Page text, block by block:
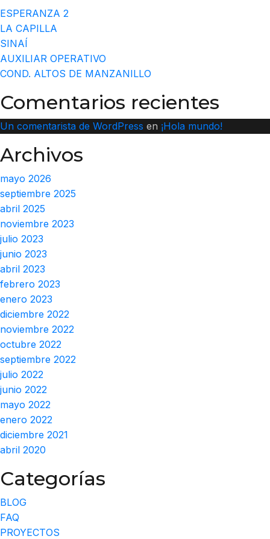
ESPERANZA 2
LA CAPILLA
SINAÍ
AUXILIAR OPERATIVO
COND. ALTOS DE MANZANILLO
Comentarios recientes
Un comentarista de WordPress en ¡Hola mundo!
Archivos
mayo 2026
septiembre 2025
abril 2025
noviembre 2023
julio 2023
junio 2023
abril 2023
febrero 2023
enero 2023
diciembre 2022
noviembre 2022
octubre 2022
septiembre 2022
julio 2022
junio 2022
mayo 2022
enero 2022
diciembre 2021
abril 2020
Categorías
BLOG
FAQ
PROYECTOS